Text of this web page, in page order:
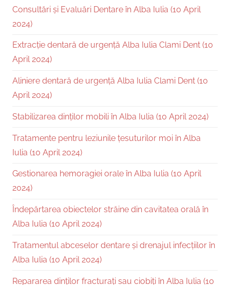
Consultări și Evaluări Dentare în Alba Iulia (10 April
2024)
Extracție dentară de urgență Alba Iulia Clami Dent (10
April 2024)
Aliniere dentară de urgență Alba Iulia Clami Dent (10
April 2024)
Stabilizarea dinților mobili în Alba Iulia (10 April 2024)
Tratamente pentru leziunile țesuturilor moi în Alba
Iulia (10 April 2024)
Gestionarea hemoragiei orale în Alba Iulia (10 April
2024)
Îndepărtarea obiectelor străine din cavitatea orală în
Alba Iulia (10 April 2024)
Tratamentul abceselor dentare și drenajul infecțiilor în
Alba Iulia (10 April 2024)
Repararea dinților fracturați sau ciobiți în Alba Iulia (10